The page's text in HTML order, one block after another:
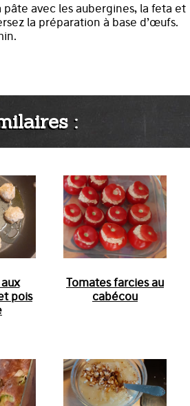
pâte avec les aubergines, la feta et
la préparation à base d’œufs.
:
pois
Tomates farcies au
cabécou